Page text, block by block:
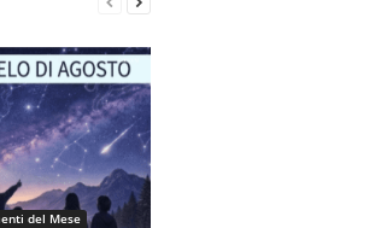
del Mese